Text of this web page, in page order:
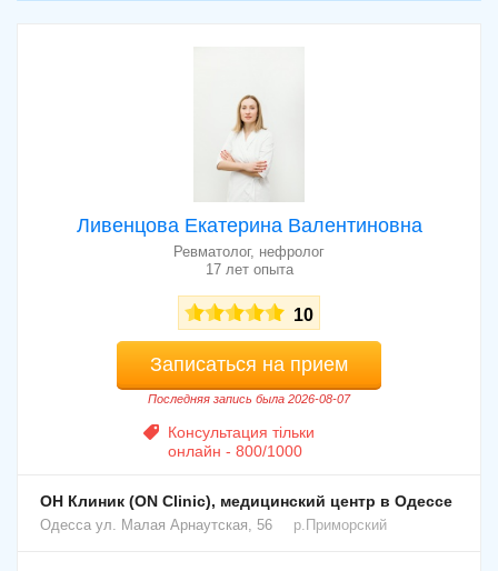
Ливенцова Екатерина Валентиновна
Ревматолог, нефролог
17 лет опыта
10
Записаться на прием
Последняя запись была 2026-08-07
Консультация тільки
онлайн - 800/1000
ОН Клиник (ON Clinic), медицинский центр в Одессе
Одесса ул. Малая Арнаутская, 56 р.Приморский